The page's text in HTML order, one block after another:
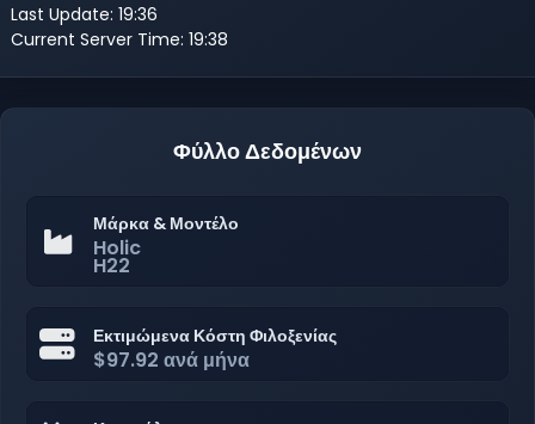
Last Update: 19:36
Current Server Time: 19:38
Φύλλο Δεδομένων
Μάρκα & Μοντέλο
Holic
H22
Εκτιμώμενα Κόστη Φιλοξενίας
$97.92 ανά μήνα